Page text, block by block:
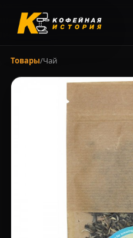
Товары/Чай